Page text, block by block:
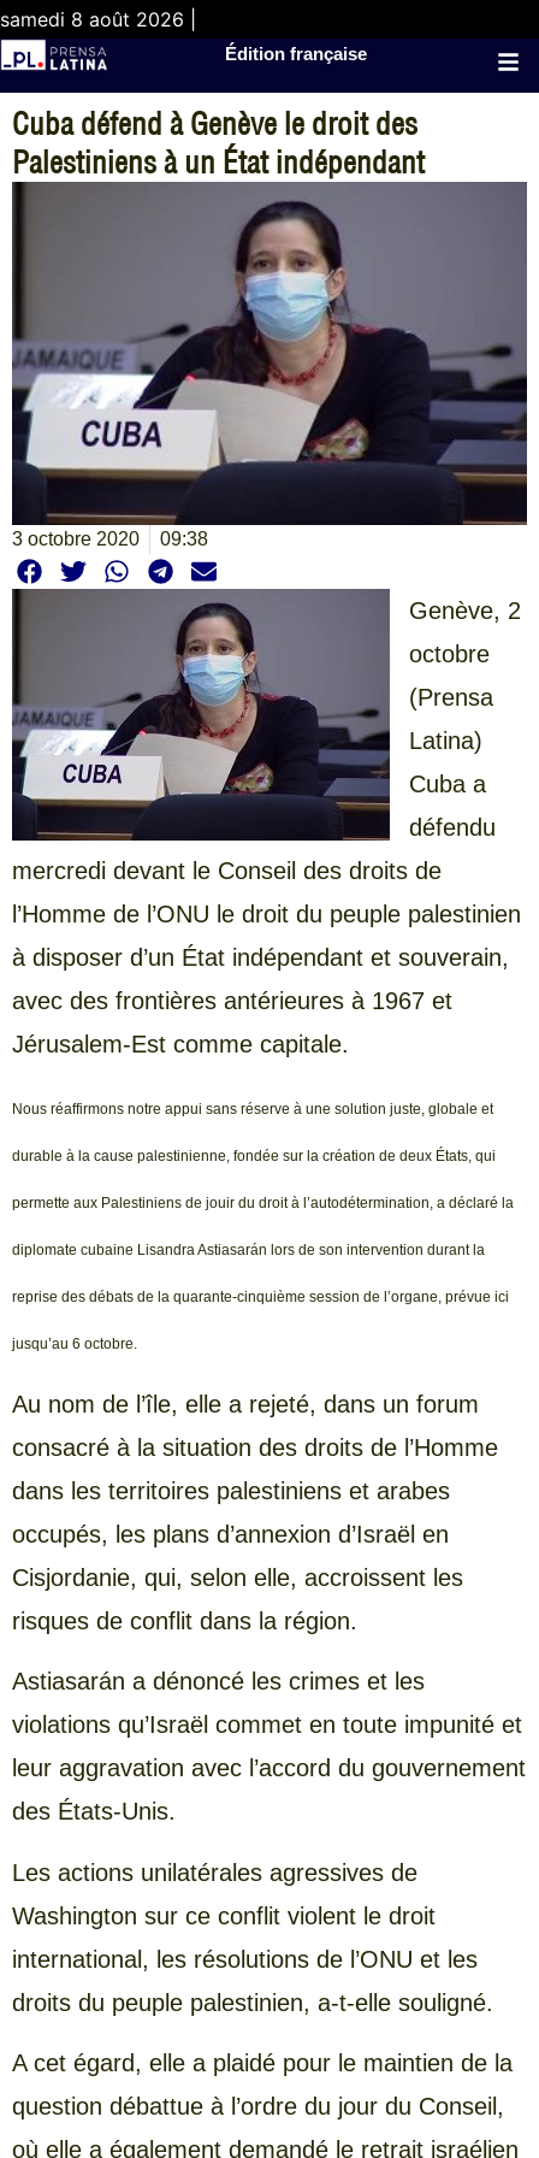
samedi 8 août 2026 |
Édition française
Cuba défend à Genève le droit des
Palestiniens à un État indépendant
3 octobre 2020 09:38
Genève, 2
octobre
(Prensa
Latina)
Cuba a
défendu
mercredi devant le Conseil des droits de
l’Homme de l’ONU le droit du peuple palestinien
à disposer d’un État indépendant et souverain,
avec des frontières antérieures à 1967 et
Jérusalem-Est comme capitale.
Nous réaffirmons notre appui sans réserve à une solution juste, globale et
durable à la cause palestinienne, fondée sur la création de deux États, qui
permette aux Palestiniens de jouir du droit à l’autodétermination, a déclaré la
diplomate cubaine Lisandra Astiasarán lors de son intervention durant la
reprise des débats de la quarante-cinquième session de l’organe, prévue ici
jusqu’au 6 octobre.
Au nom de l’île, elle a rejeté, dans un forum
consacré à la situation des droits de l’Homme
dans les territoires palestiniens et arabes
occupés, les plans d’annexion d’Israël en
Cisjordanie, qui, selon elle, accroissent les
risques de conflit dans la région.
Astiasarán a dénoncé les crimes et les
violations qu’Israël commet en toute impunité et
leur aggravation avec l’accord du gouvernement
des États-Unis.
Les actions unilatérales agressives de
Washington sur ce conflit violent le droit
international, les résolutions de l’ONU et les
droits du peuple palestinien, a-t-elle souligné.
A cet égard, elle a plaidé pour le maintien de la
question débattue à l’ordre du jour du Conseil,
où elle a également demandé le retrait israélien